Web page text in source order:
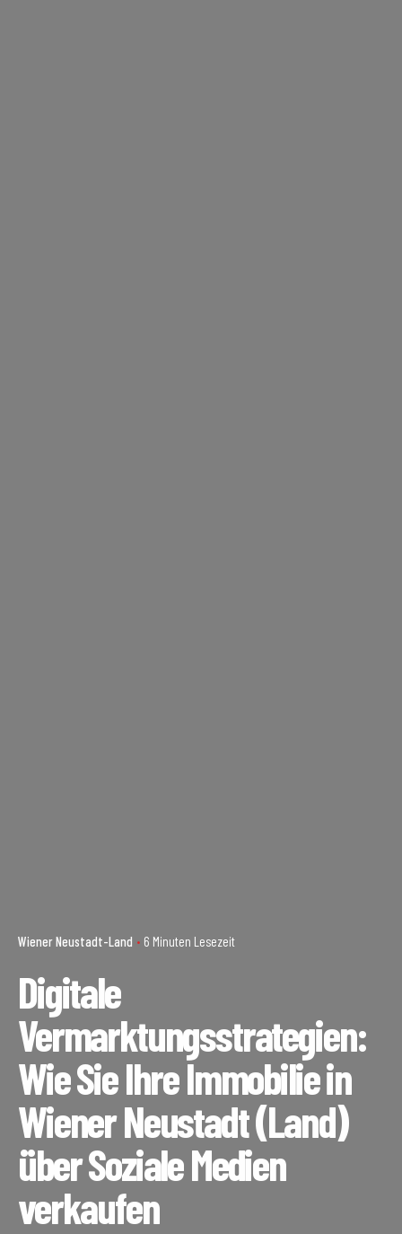
Wiener Neustadt-Land 6 Minuten Lesezeit
Digitale
Vermarktungsstrategien:
Wie Sie Ihre Immobilie in
Wiener Neustadt (Land)
über Soziale Medien
verkaufen